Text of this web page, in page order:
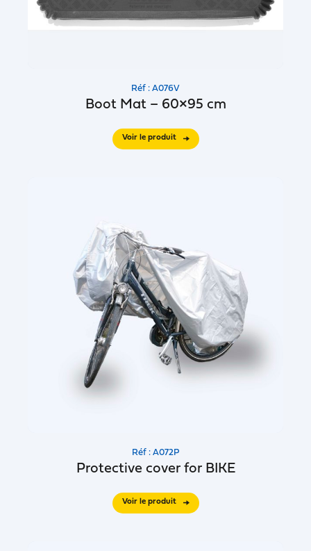
Réf : A076V
Boot Mat – 60×95 cm
Voir le produit
Réf : A072P
Protective cover for BIKE
Voir le produit